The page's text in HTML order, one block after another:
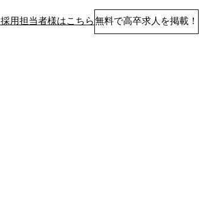
採用担当者様はこちら無料で高卒求人を掲載！